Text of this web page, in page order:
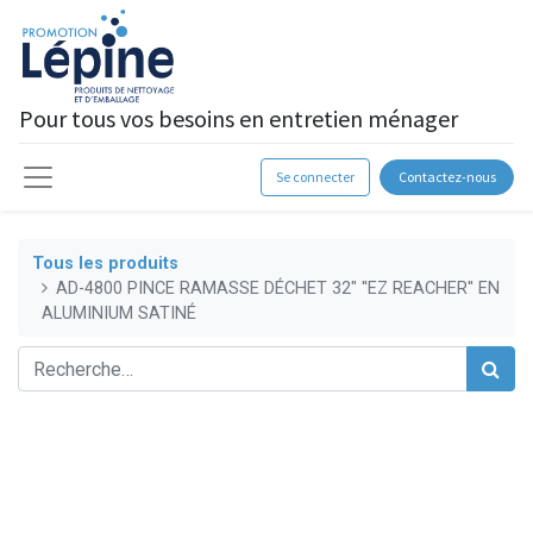
Pour tous vos besoins en entretien ménager
Se connecter Contactez-nous
Tous les produits
AD-4800 PINCE RAMASSE DÉCHET 32" ''EZ REACHER'' EN
ALUMINIUM SATINÉ